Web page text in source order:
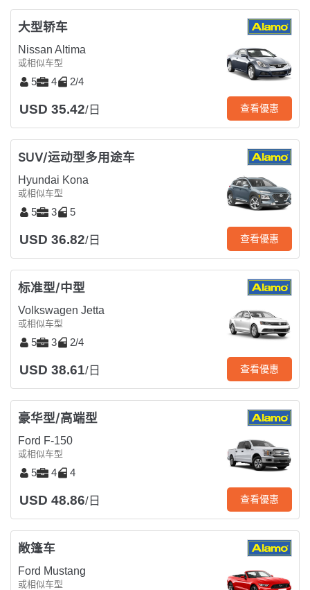
大型轿车
Nissan Altima
或相似车型
5 4 2/4
USD 35.42/日 查看優惠
SUV/运动型多用途车
Hyundai Kona
或相似车型
5 3 5
USD 36.82/日 查看優惠
标准型/中型
Volkswagen Jetta
或相似车型
5 3 2/4
USD 38.61/日 查看優惠
豪华型/高端型
Ford F-150
或相似车型
5 4 4
USD 48.86/日 查看優惠
敞篷车
Ford Mustang
或相似车型